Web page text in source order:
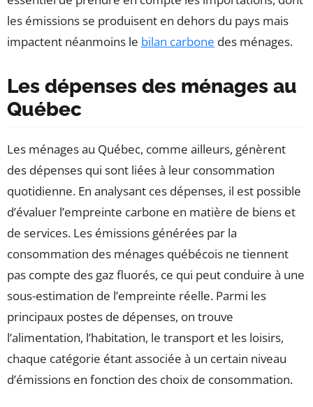
les émissions se produisent en dehors du pays mais
impactent néanmoins le bilan carbone des ménages.
Les dépenses des ménages au
Québec
Les ménages au Québec, comme ailleurs, génèrent
des dépenses qui sont liées à leur consommation
quotidienne. En analysant ces dépenses, il est possible
d’évaluer l’empreinte carbone en matière de biens et
de services. Les émissions générées par la
consommation des ménages québécois ne tiennent
pas compte des gaz fluorés, ce qui peut conduire à une
sous-estimation de l’empreinte réelle. Parmi les
principaux postes de dépenses, on trouve
l’alimentation, l’habitation, le transport et les loisirs,
chaque catégorie étant associée à un certain niveau
d’émissions en fonction des choix de consommation.